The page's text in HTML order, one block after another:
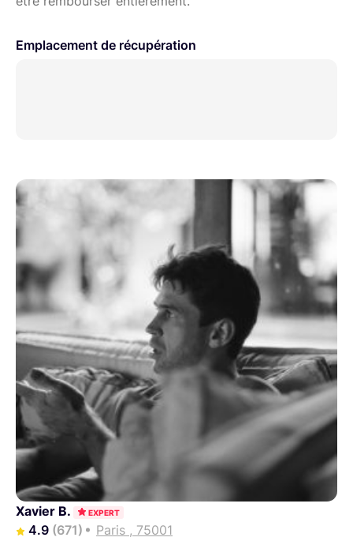
Sigma FE 105mm F2.8 DG DN MACRO | Art
Emplacement de récupération
Xavier B. EXPERT
4.9 (671) Paris , 75001